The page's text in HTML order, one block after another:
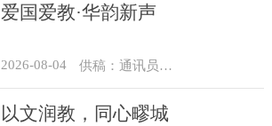
爱国爱教·华韵新声
2026-08-04 供稿：通讯员 景健美
以文润教，同心疁城